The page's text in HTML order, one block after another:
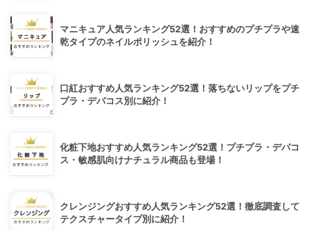
マニキュア人気ランキング52選！おすすめのプチプラや速
乾タイプのネイルポリッシュを紹介！
口紅おすすめ人気ランキング52選！落ちないリップをプチ
プラ・デパコス別に紹介！
化粧下地おすすめ人気ランキング52選！プチプラ・デパコ
ス・敏感肌向けナチュラル商品も登場！
クレンジングおすすめ人気ランキング52選！徹底調査して
テクスチャータイプ別に紹介！